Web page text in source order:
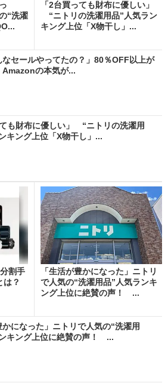
“洗濯
「2台買っても財布に優しい」
“ニトリの洗濯用品”人気ラン
キング上位「X物干し」...
なセールやってたの？」80％OFF以上が
Amazonの本気が...
ても財布に優しい」 “ニトリの洗濯用
キング上位「X物干し」...
割手
は？
「生活が豊かになった」ニトリ
で人気の“洗濯用品”人気ランキ
ング上位に絶賛の声！ ...
かになった」ニトリで人気の“洗濯用
キング上位に絶賛の声！ ...